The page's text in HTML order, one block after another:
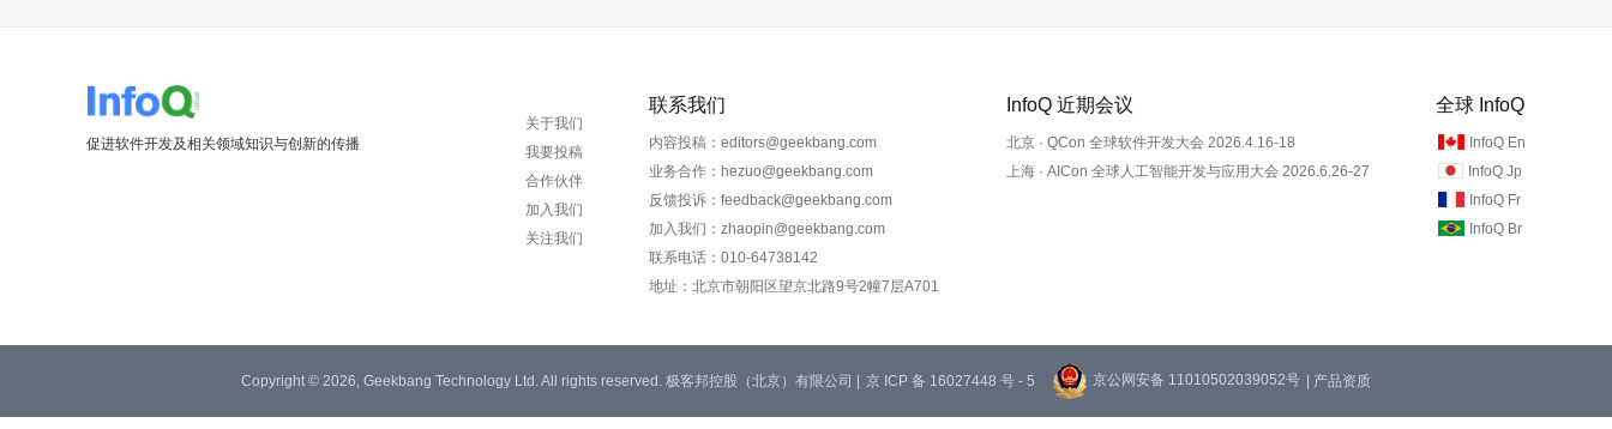
促进软件开发及相关领域知识与创新的传播
关于我们
我要投稿
合作伙伴
加入我们
关注我们
联系我们
内容投稿：editors@geekbang.com
业务合作：hezuo@geekbang.com
反馈投诉：feedback@geekbang.com
加入我们：zhaopin@geekbang.com
联系电话：010-64738142
地址：北京市朝阳区望京北路9号2幢7层A701
InfoQ 近期会议
北京 · QCon 全球软件开发大会 2026.4.16-18
上海 · AICon 全球人工智能开发与应用大会 2026.6.26-27
全球 InfoQ
InfoQ En
InfoQ Jp
InfoQ Fr
InfoQ Br
Copyright © 2026, Geekbang Technology Ltd. All rights reserved. 极客邦控股（北京）有限公司 | 京 ICP 备 16027448 号 - 5 京公网安备 11010502039052号 | 产品资质